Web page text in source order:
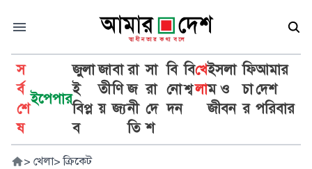
স
র্ব
শে
ষ
ইপেপার
জুলা
ই
বিপ্ল
ব
জা
তী
য়
বা
ণি
জ্য
রা
জ
নী
তি
সা
রা
দে
শ
বি
নো
দন
বি
শ্ব
খে
লা
ইসলা
ম ও
জীবন
ফি
চা
র
আমার
দেশ
পরিবার
> খেলা> ক্রিকেট